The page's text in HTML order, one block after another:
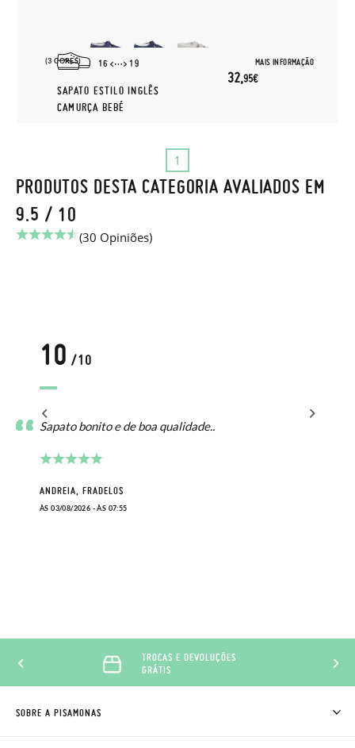
(3 CORES) MAIS INFORMAÇÃO
16 19
SAPATO ESTILO INGLÊS
CAMURÇA BEBÉ
32,95€
1
PRODUTOS DESTA CATEGORIA AVALIADOS EM
9.5 / 10
(30 Opiniões)
10 /10
Sapato bonito e de boa qualidade..
ANDREIA, FRADELOS
ÀS 03/08/2026 - ÀS 07:55
TROCAS E DEVOLUÇÕES
GRÁTIS
SOBRE A PISAMONAS